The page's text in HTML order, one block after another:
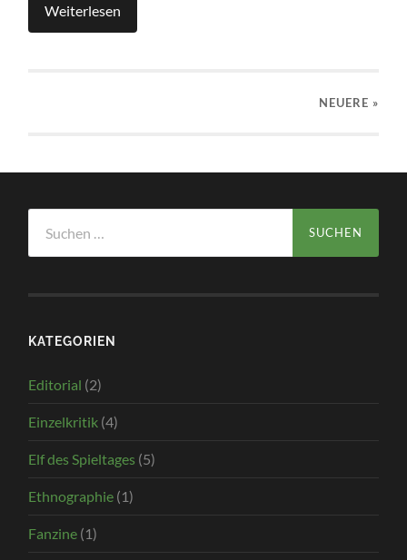
Weiterlesen
NEUERE »
nach:
KATEGORIEN
Editorial (2)
Einzelkritik (4)
Elf des Spieltages (5)
Ethnographie (1)
Fanzine (1)